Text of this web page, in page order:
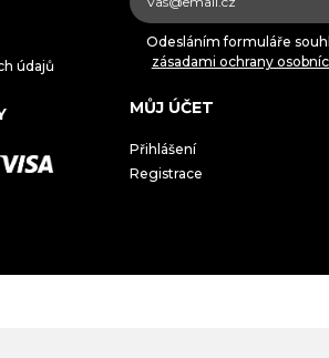
údajů
Odesláním formuláře
zásadami ochrany
MŮJ ÚČET
Přihlášení
Registrace